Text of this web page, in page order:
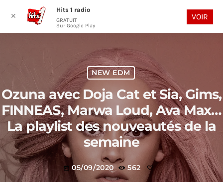
play_arrow
NEW EDM
Ozuna avec Doja Cat et Sia, Gims,
FINNEAS, Marwa Loud, Ava Max…
La playlist des nouveautés de la
semaine
today 05/09/2020 562
✕
Hits 1 radio
GRATUIT
Sur Google Play
VOIR